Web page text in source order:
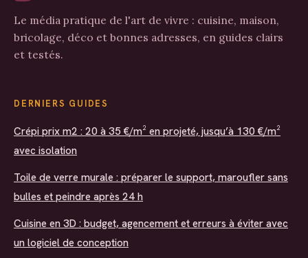
Le média pratique de l'art de vivre : cuisine, maison,
bricolage, déco et bonnes adresses, en guides clairs
et testés.
DERNIERS GUIDES
Crépi prix m2 : 20 à 35 €/m² en projeté, jusqu’à 130 €/m²
avec isolation
Toile de verre murale : préparer le support, maroufler sans
bulles et peindre après 24 h
Cuisine en 3D : budget, agencement et erreurs à éviter avec
un logiciel de conception